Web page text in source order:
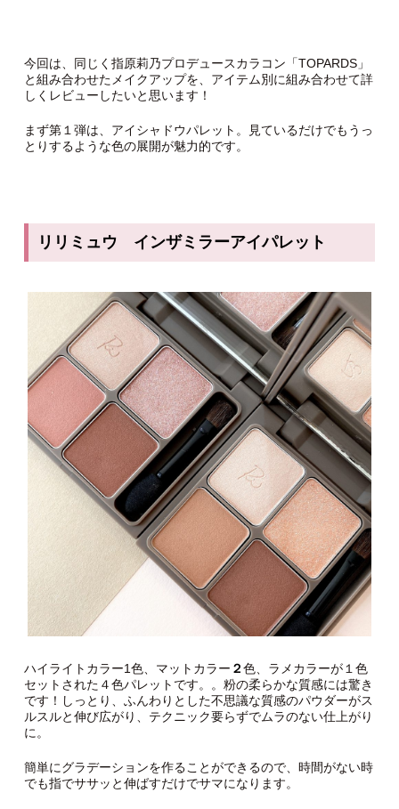
今回は、同じく指原莉乃プロデュースカラコン「TOPARDS」
と組み合わせたメイクアップを、アイテム別に組み合わせて詳
しくレビューしたいと思います！
まず第１弾は、アイシャドウパレット。見ているだけでもうっ
とりするような色の展開が魅力的です。
リリミュウ インザミラーアイパレット
ハイライトカラー1色、マットカラー ２色、ラメカラーが１色
セットされた４色パレットです。。粉の柔らかな質感には驚き
です！しっとり、ふんわりとした不思議な質感のパウダーがス
ルスルと伸び広がり、テクニック要らずでムラのない仕上がり
に。
簡単にグラデーションを作ることができるので、時間がない時
でも指でササッと伸ばすだけでサマになります。